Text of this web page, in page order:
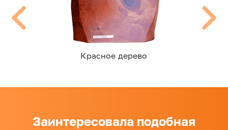
Красное дерево
Заинтересовала подобная